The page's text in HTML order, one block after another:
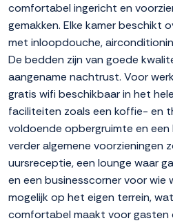
comfortabel ingericht en
gemakken. Elke kamer beschikt
met inloopdouche,
De bedden zijn van goede
aangename nachtrust. Voor
gratis wifi beschikbaar in het
faciliteiten zoals een koffie- en
voldoende opbergruimte en
verder algemene voorzieningen
uursreceptie, een lounge waar
en een businesscorner voor wie
mogelijk op het eigen terrein,
comfortabel maakt voor gasten